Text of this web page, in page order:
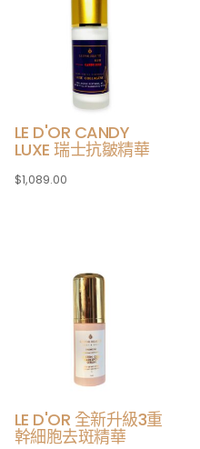
LE D'OR CANDY
LUXE 瑞士抗皺精華
$1,089.00
LE D'OR 全新升級3重
幹細胞去斑精華